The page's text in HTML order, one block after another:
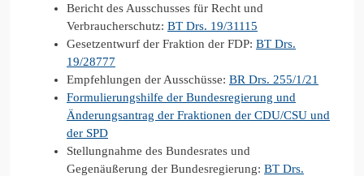
Bericht des Ausschusses für Recht und
Verbraucherschutz: BT Drs. 19/31115
Gesetzentwurf der Fraktion der FDP: BT Drs.
19/28777
Empfehlungen der Ausschüsse: BR Drs. 255/1/21
Formulierungshilfe der Bundesregierung und
Änderungsantrag der Fraktionen der CDU/CSU und
der SPD
Stellungnahme des Bundesrates und
Gegenäußerung der Bundesregierung: BT Drs.